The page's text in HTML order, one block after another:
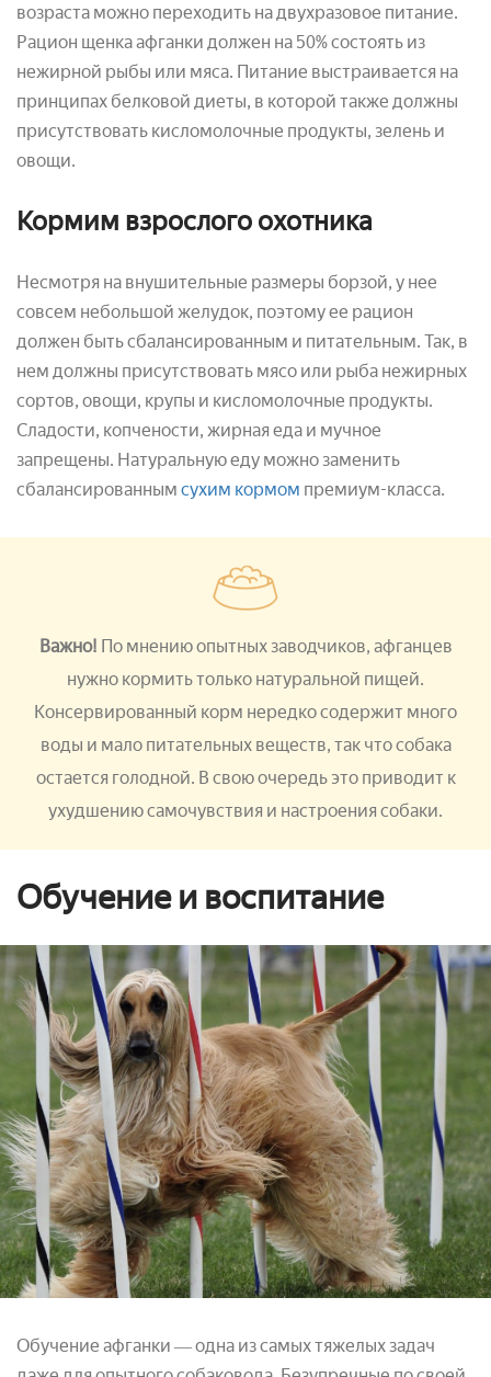
возраста можно переходить на двухразовое питание.
Рацион щенка афганки должен на 50% состоять из
нежирной рыбы или мяса. Питание выстраивается на
принципах белковой диеты, в которой также должны
присутствовать кисломолочные продукты, зелень и
овощи.
Кормим взрослого охотника
Несмотря на внушительные размеры борзой, у нее
совсем небольшой желудок, поэтому ее рацион
должен быть сбалансированным и питательным. Так, в
нем должны присутствовать мясо или рыба нежирных
сортов, овощи, крупы и кисломолочные продукты.
Сладости, копчености, жирная еда и мучное
запрещены. Натуральную еду можно заменить
сбалансированным сухим кормом премиум-класса.
Важно! По мнению опытных заводчиков, афганцев
нужно кормить только натуральной пищей.
Консервированный корм нередко содержит много
воды и мало питательных веществ, так что собака
остается голодной. В свою очередь это приводит к
ухудшению самочувствия и настроения собаки.
Обучение и воспитание
Обучение афганки ― одна из самых тяжелых задач